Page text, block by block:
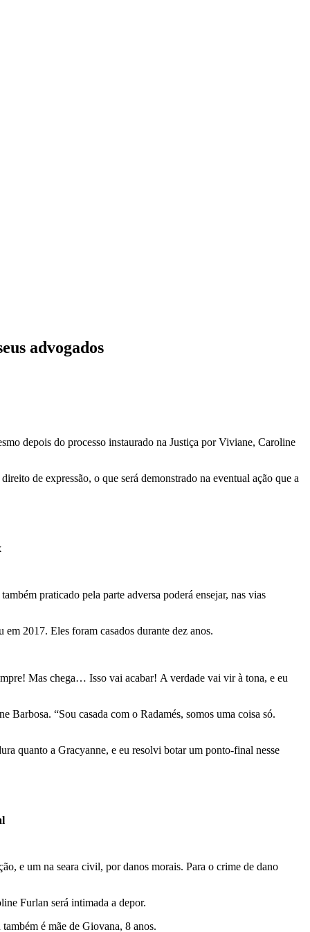
advogados
depois do processo instaurado na Justiça por Viviane, Caroline
de expressão, o que será demonstrado na eventual ação que a
praticado pela parte adversa poderá ensejar, nas vias
2017. Eles foram casados durante dez anos.
Mas chega… Isso vai acabar! A verdade vai vir à tona, e eu
“Sou casada com o Radamés, somos uma coisa só.
quanto a Gracyanne, e eu resolvi botar um ponto-final nesse
e um na seara civil, por danos morais. Para o crime de dano
Furlan será intimada a depor.
é mãe de Giovana, 8 anos.